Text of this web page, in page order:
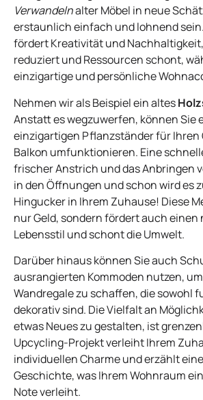
Verwandelnalter Möbel in neue
erstaunlich einfach und lohnend
fördert Kreativität und
reduziert und Ressourcen schont,
einzigartige und persönliche
Nehmen wir als Beispiel ein altes
Anstatt es wegzuwerfen, können Sie
einzigartigen Pflanzständer für Ihren
Balkon umfunktionieren. Eine
frischer Anstrich und das Anbringen
in den Öffnungen und schon wird es
Hingucker in Ihrem Zuhause! Diese
nur Geld, sondern fördert auch
Lebensstil und schont die Umwelt.
Darüber hinaus können Sie auch
ausrangierten Kommoden nutzen,
Wandregale zu schaffen, die sowohl
dekorativ sind. Die Vielfalt an
etwas Neues zu gestalten, ist
Upcycling-Projekt verleiht Ihrem
individuellen Charme und erzählt
Geschichte, was Ihrem Wohnraum
Note verleiht.